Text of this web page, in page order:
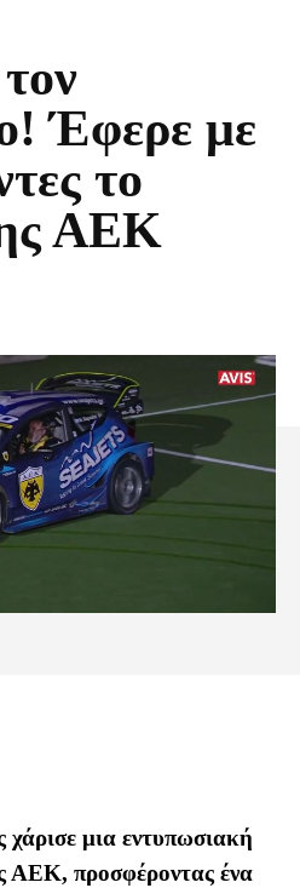
Έφερε με
το
ΑΕΚ
μια εντυπωσιακή
ΑΕΚ, προσφέροντας ένα